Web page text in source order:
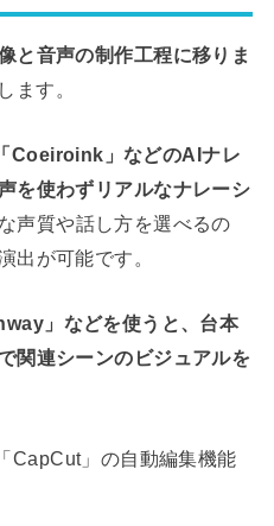
と音声の制作工程に移りま
ます。
Coeiroink」などのAIナレ
を使わずリアルなナレーシ
声質や話し方を選べるの
出が可能です。
」などを使うと、台本
関連シーンのビジュアルを
CapCut」の自動編集機能